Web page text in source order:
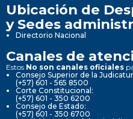
Ubicación de
y Sedes
Directorio Nacional
Canales de
Estos No son canales oficiales
Consejo Superior de la
(+57) 601 - 565 8500
Corte Constitucional:
(+57) 601 - 350 6200
Consejo de Estado:
(+57) 601 - 350 6700